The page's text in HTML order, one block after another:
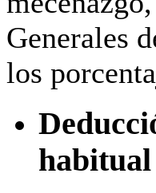
Generales
los
habitual